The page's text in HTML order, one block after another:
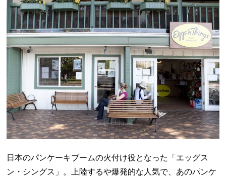
日本のパンケーキブームの火付け役となった「エッグス
ン・シングス」。上陸するや爆発的な人気で、あのパンケ